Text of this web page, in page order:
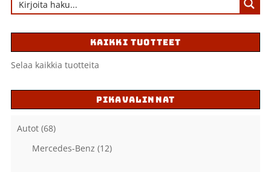
KAIKKI TUOTTEET
Selaa kaikkia tuotteita
PIKAVALINNAT
Autot (68)
Mercedes-Benz (12)